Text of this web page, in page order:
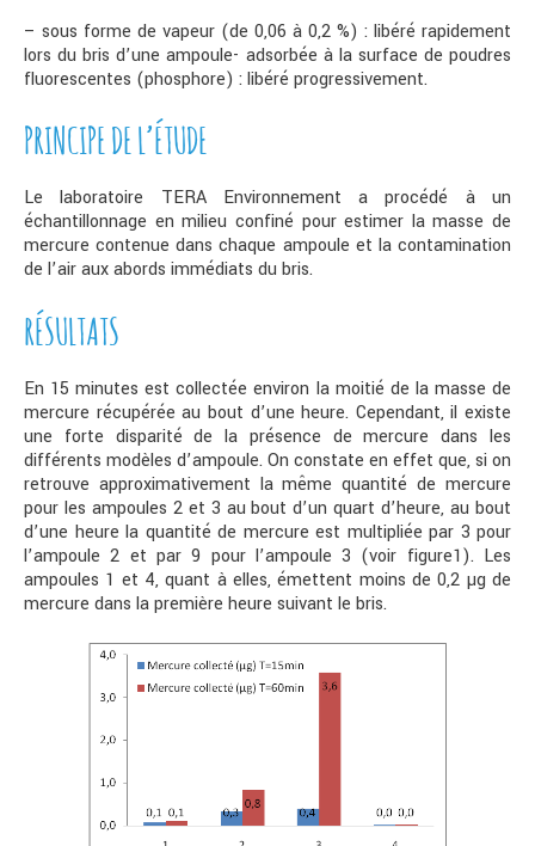
– sous forme de vapeur (de 0,06 à 0,2 %) : libéré rapidement
lors du bris d’une ampoule- adsorbée à la surface de poudres
fluorescentes (phosphore) : libéré progressivement.
PRINCIPE DE L’ÉTUDE
Le laboratoire TERA Environnement a procédé à un
échantillonnage en milieu confiné pour estimer la masse de
mercure contenue dans chaque ampoule et la contamination
de l’air aux abords immédiats du bris.
RÉSULTATS
En 15 minutes est collectée environ la moitié de la masse de
mercure récupérée au bout d’une heure. Cependant, il existe
une forte disparité de la présence de mercure dans les
différents modèles d’ampoule. On constate en effet que, si on
retrouve approximativement la même quantité de mercure
pour les ampoules 2 et 3 au bout d’un quart d’heure, au bout
d’une heure la quantité de mercure est multipliée par 3 pour
l’ampoule 2 et par 9 pour l’ampoule 3 (voir figure1). Les
ampoules 1 et 4, quant à elles, émettent moins de 0,2 µg de
mercure dans la première heure suivant le bris.